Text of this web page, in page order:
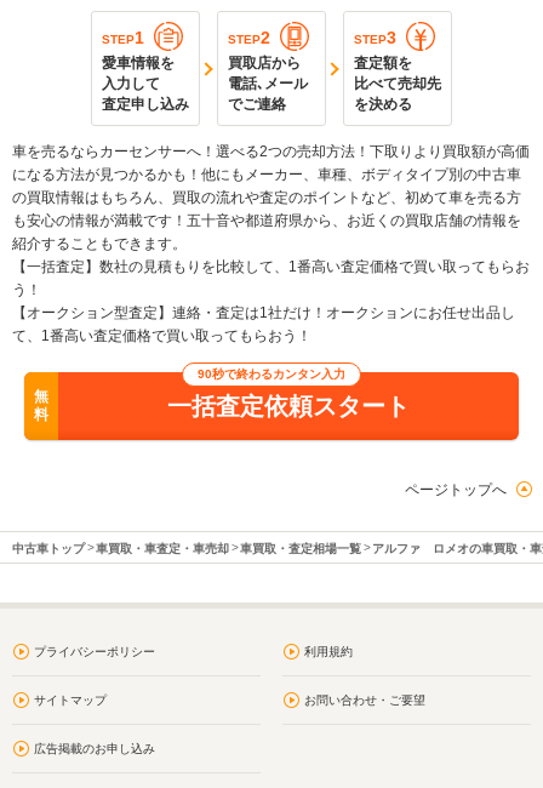
STEP1
愛車情報を
入力して
査定申し込み
STEP2
買取店から
電話､メール
でご連絡
STEP3
査定額を
比べて売却先
を決める
車を売るならカーセンサーへ！選べる2つの売却方法！下取りより買取額が高価
になる方法が見つかるかも！他にもメーカー、車種、ボディタイプ別の中古車
の買取情報はもちろん、買取の流れや査定のポイントなど、初めて車を売る方
も安心の情報が満載です！五十音や都道府県から、お近くの買取店舗の情報を
紹介することもできます。
【一括査定】数社の見積もりを比較して、1番高い査定価格で買い取ってもらお
う！
【オークション型査定】連絡・査定は1社だけ！オークションにお任せ出品し
て、1番高い査定価格で買い取ってもらおう！
無
料
90秒で終わるカンタン入力
一括査定依頼スタート
ページトップへ
中古車トップ 車買取・車査定・車売却 車買取・査定相場一覧 アルファ ロメオの車買取・車
プライバシーポリシー 利用規約
サイトマップ お問い合わせ・ご要望
広告掲載のお申し込み